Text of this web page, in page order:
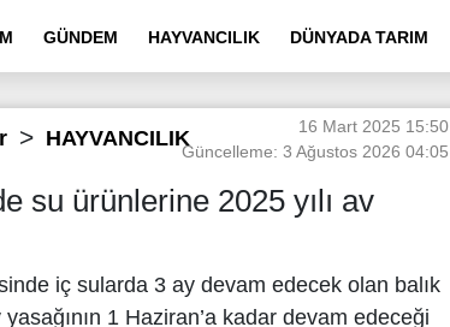
GÜNDEM HAYVANCILIK DÜNYADA TARIM
HAYVANCILIK
16 Mart 2025 15:50
Güncelleme: 3 Ağustos 2026 04:05
su ürünlerine 2025 yılı av
iç sularda 3 ay devam edecek olan balık
yasağının 1 Haziran’a kadar devam edeceği